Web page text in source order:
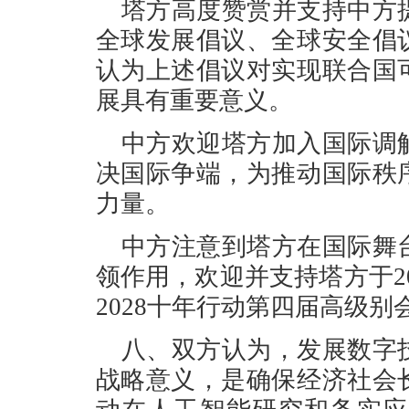
塔方高度赞赏并支持中
全球发展倡议、全球安全
认为上述倡议对实现联合
展具有重要意义。
中方欢迎塔方加入国际
决国际争端，为推动国际
力量。
中方注意到塔方在国际
领作用，欢迎并支持塔方于
2028十年行动第四届高级别
八、双方认为，发展数
战略意义，是确保经济社